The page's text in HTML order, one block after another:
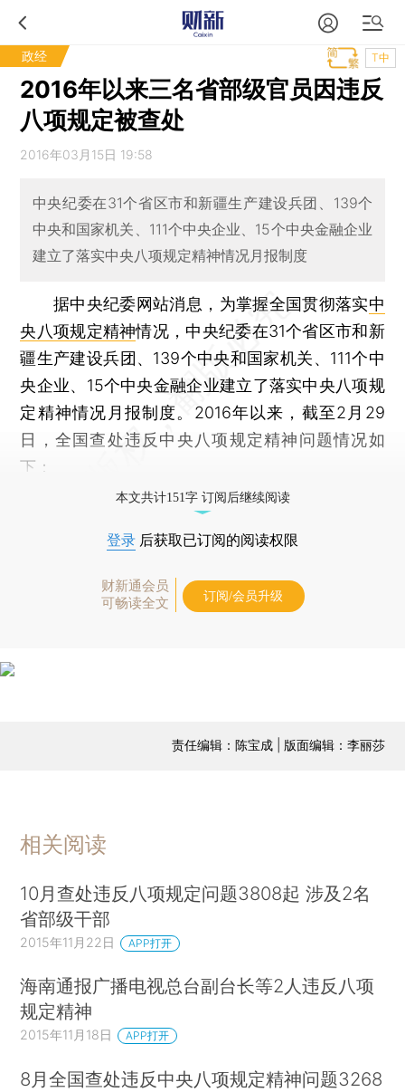
政经 T中
2016年以来三名省部级官员因违反
八项规定被查处
2016年03月15日 19:58
中央纪委在31个省区市和新疆生产建设兵团、139个
中央和国家机关、111个中央企业、15个中央金融企业
建立了落实中央八项规定精神情况月报制度
据中央纪委网站消息，为掌握全国贯彻落实中
央八项规定精神情况，中央纪委在31个省区市和新
疆生产建设兵团、139个中央和国家机关、111个中
央企业、15个中央金融企业建立了落实中央八项规
定精神情况月报制度。2016年以来，截至2月29
日，全国查处违反中央八项规定精神问题情况如
下：
本文共计151字 订阅后继续阅读
登录 后获取已订阅的阅读权限
财新通会员
可畅读全文
订阅/会员升级
责任编辑：陈宝成 | 版面编辑：李丽莎
相关阅读
10月查处违反八项规定问题3808起 涉及2名
省部级干部
2015年11月22日 APP打开
海南通报广播电视总台副台长等2人违反八项
规定精神
2015年11月18日 APP打开
8月全国查处违反中央八项规定精神问题3268